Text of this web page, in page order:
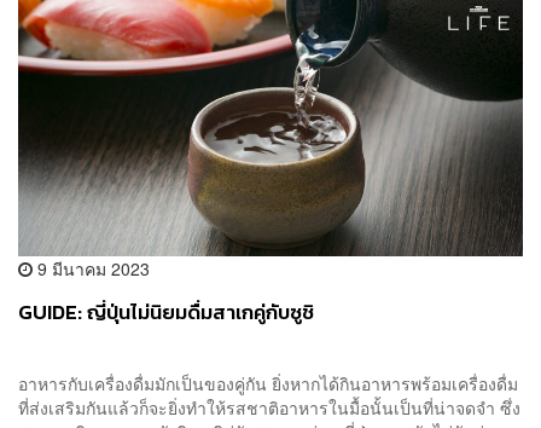
9 มีนาคม 2023
GUIDE: ญี่ปุ่นไม่นิยมดื่มสาเกคู่กับซูชิ
อาหารกับเครื่องดื่มมักเป็นของคู่กัน ยิ่งหากได้กินอาหารพร้อมเครื่องดื่ม
ที่ส่งเสริมกันแล้วก็จะยิ่งทำให้รสชาติอาหารในมื้อนั้นเป็นที่น่าจดจำ ซึ่ง